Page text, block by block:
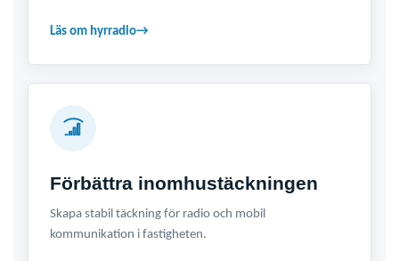
Läs om hyrradio→
Förbättra inomhustäckningen
Skapa stabil täckning för radio och mobil
kommunikation i fastigheten.